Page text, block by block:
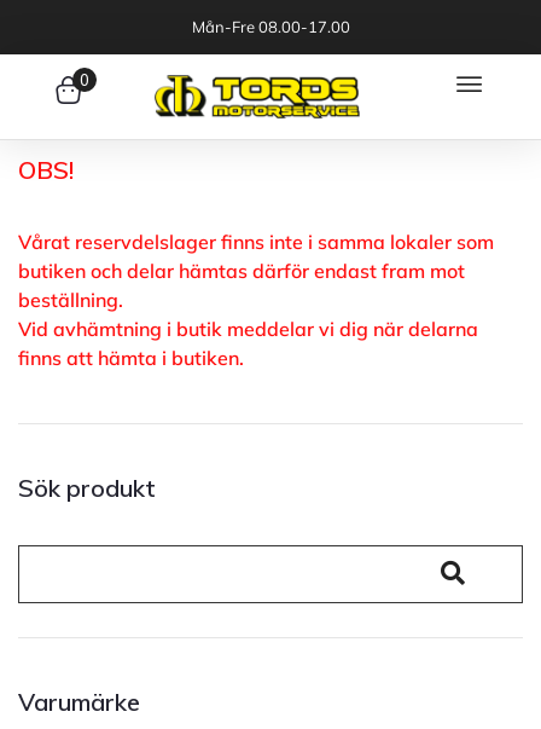
Mån-Fre 08.00-17.00
0
OBS!
Vårat reservdelslager finns inte i samma lokaler som
butiken och delar hämtas därför endast fram mot
beställning.
Vid avhämtning i butik meddelar vi dig när delarna
finns att hämta i butiken.
Sök produkt
Varumärke